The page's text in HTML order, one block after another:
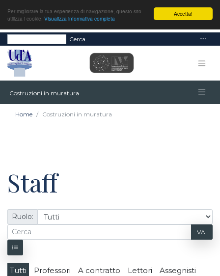
Accetta!
Per migliorare la tua esperienza di navigazione, questo sito
utilizza i cookie. Visualizza informativa completa
Cerca
Costruzioni in muratura
Home Costruzioni in muratura
Staff
Ruolo:
VAI
Tutti Professori A contratto Lettori Assegnisti